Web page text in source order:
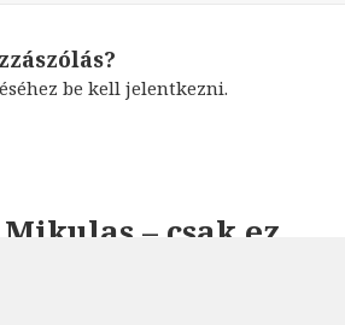
be kell jelentkezni.
– csak ez